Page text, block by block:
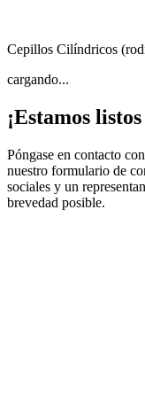
Cepillos Cilíndricos
cargando...
¡Estamos
Póngase en contacto
nuestro formulario de
sociales y un
brevedad posible.